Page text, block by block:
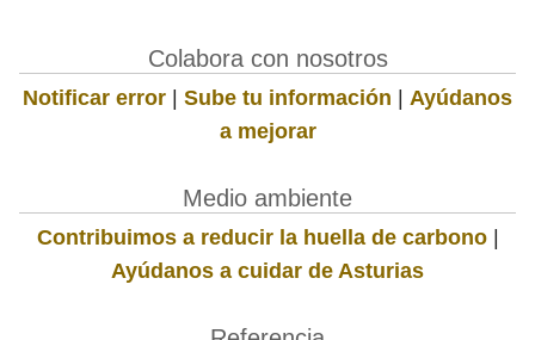
Colabora con nosotros
Notificar error | Sube tu información | Ayúdanos
a mejorar
Medio ambiente
Contribuimos a reducir la huella de carbono|
Ayúdanos a cuidar de Asturias